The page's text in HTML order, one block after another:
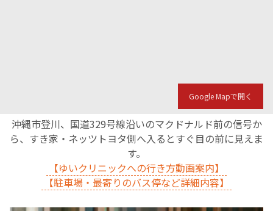
Google Mapで開く
沖縄市登川、国道329号線沿いのマクドナルド前の信号か
ら、すき家・ネッツトヨタ側へ入るとすぐ目の前に見えま
す。
【ゆいクリニックへの行き方動画案内】
【駐車場・最寄りのバス停など詳細内容】